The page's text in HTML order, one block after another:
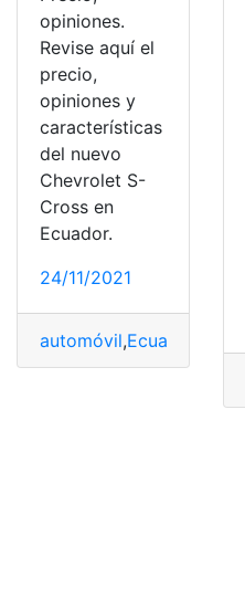
opiniones.
Revise aquí el
precio,
opiniones y
características
del nuevo
Chevrolet S-
Cross en
Ecuador.
24/11/2021
automóvil,Ecuador